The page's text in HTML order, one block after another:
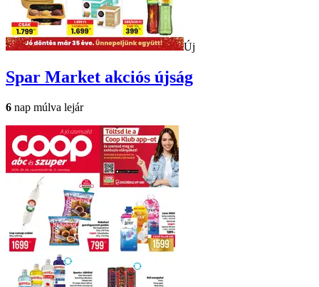
Új
Spar Market akciós újság
6 nap múlva lejár